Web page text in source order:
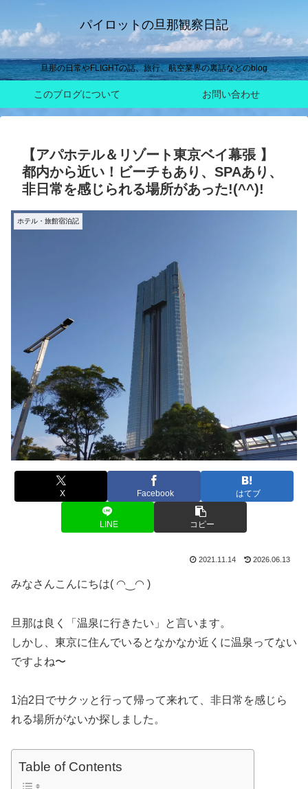
パイロットの旦那観察日記
旦那の日常やFLIGHTの話、旅行、航空業界の裏話などのblog
このブログについて お問い合わせ
【アパホテル＆リゾート東京ベイ幕張 】
都内から近い！ビーチもあり、SPAあり、
非日常を感じられる場所があった!(^^)!
ホテル・旅館宿泊記
X Facebook はてブ
LINE コピー
2021.11.14 2026.06.13
みなさんこんにちは( ◠‿◠ )
旦那は良く「温泉に行きたい」と言います。
しかし、東京に住んでいるとなかなか近くに温泉ってない
ですよね〜
1泊2日でサクッと行って帰って来れて、非日常を感じら
れる場所がないか探しました。
Table of Contents